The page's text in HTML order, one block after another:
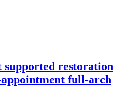
restoration
full-arch